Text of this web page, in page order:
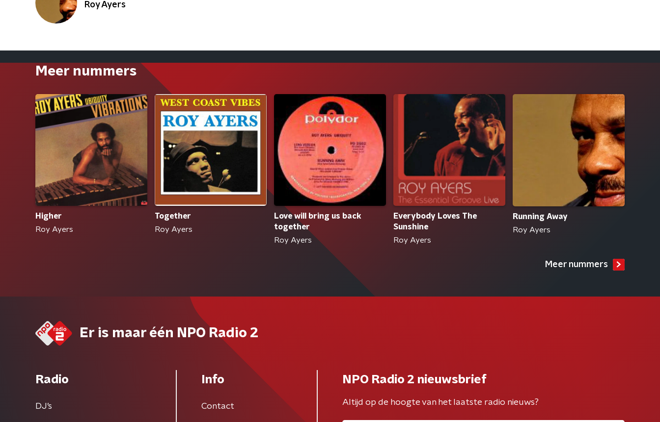
Roy Ayers
Meer nummers
Higher
Roy Ayers
Together
Roy Ayers
Love will bring us back
together
Roy Ayers
Everybody Loves The
Sunshine
Roy Ayers
Running Away
Roy Ayers
Meer nummers
Er is maar één NPO Radio 2
Radio
DJ’s
Info
Contact
NPO Radio 2 nieuwsbrief
Altijd op de hoogte van het laatste radio nieuws?